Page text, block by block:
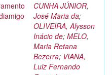
CUNHA JÚNIOR,
José Maria da;
OLIVEIRA, Alysson
Inácio de; MELO,
Maria Retana
Bezerra; VIANA,
Luiz Fernando